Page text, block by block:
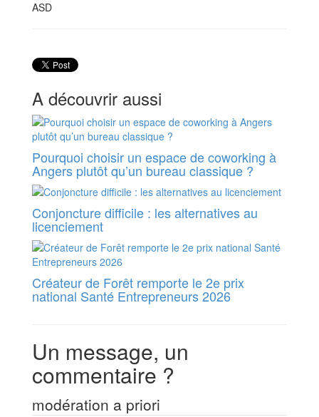
ASD
A découvrir aussi
Pourquoi choisir un espace de coworking à
Angers plutôt qu’un bureau classique ?
Conjoncture difficile : les alternatives au
licenciement
Créateur de Forêt remporte le 2e prix
national Santé Entrepreneurs 2026
Un message, un
commentaire ?
modération a priori